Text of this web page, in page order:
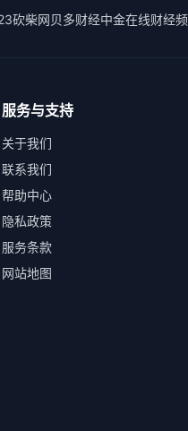
砍柴网贝多财经中金在线财经
服务与支持
关于我们
联系我们
帮助中心
隐私政策
服务条款
网站地图